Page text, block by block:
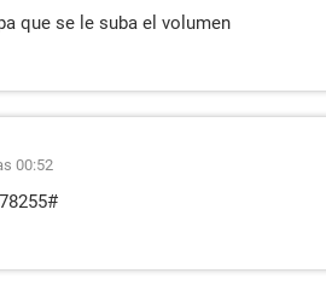
que se le suba el volumen
00:52